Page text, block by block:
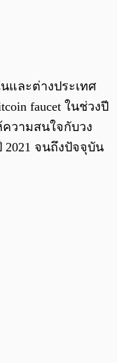
และต่างประเทศ
faucet ในช่วงปี
วามสนใจกับวง
2021 จนถึงปัจจุบัน